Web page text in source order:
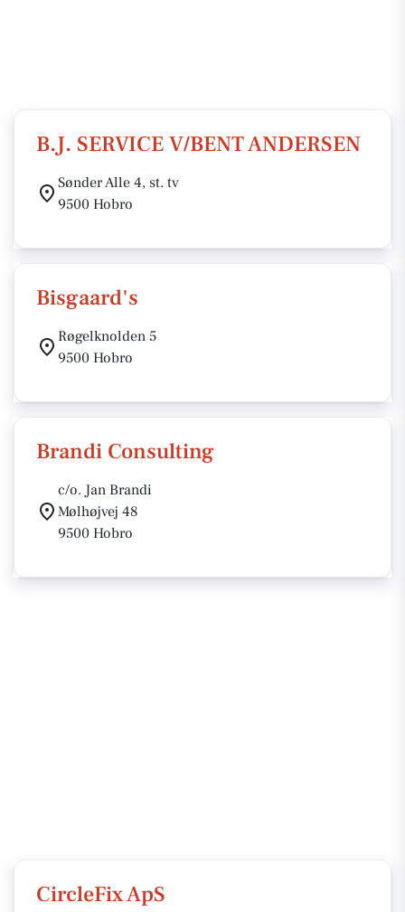
B.J. SERVICE V/BENT ANDERSEN
Sønder Alle 4, st. tv
9500 Hobro
Bisgaard's
Røgelknolden 5
9500 Hobro
Brandi Consulting
c/o. Jan Brandi
Mølhøjvej 48
9500 Hobro
CircleFix ApS